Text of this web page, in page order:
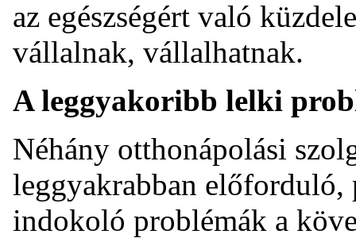
az egészségért való
vállalnak, vállalhatnak.
A leggyakoribb lelki
Néhány otthonápolási
leggyakrabban előforduló,
indokoló problémák a